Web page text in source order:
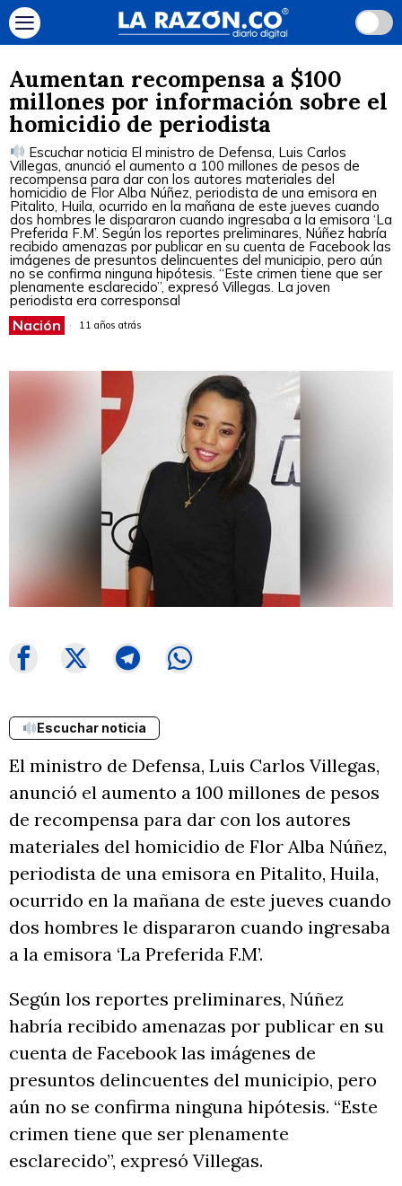
Aumentan recompensa a $100
millones por información sobre el
homicidio de periodista
Escuchar noticia El ministro de Defensa, Luis Carlos
Villegas, anunció el aumento a 100 millones de pesos de
recompensa para dar con los autores materiales del
homicidio de Flor Alba Núñez, periodista de una emisora en
Pitalito, Huila, ocurrido en la mañana de este jueves cuando
dos hombres le dispararon cuando ingresaba a la emisora ‘La
Preferida F.M’. Según los reportes preliminares, Núñez habría
recibido amenazas por publicar en su cuenta de Facebook las
imágenes de presuntos delincuentes del municipio, pero aún
no se confirma ninguna hipótesis. “Este crimen tiene que ser
plenamente esclarecido”, expresó Villegas. La joven
periodista era corresponsal
Nación 11 años atrás
Escuchar noticia
El ministro de Defensa, Luis Carlos Villegas,
anunció el aumento a 100 millones de pesos
de recompensa para dar con los autores
materiales del homicidio de Flor Alba Núñez,
periodista de una emisora en Pitalito, Huila,
ocurrido en la mañana de este jueves cuando
dos hombres le dispararon cuando ingresaba
a la emisora ‘La Preferida F.M’.
Según los reportes preliminares, Núñez
habría recibido amenazas por publicar en su
cuenta de Facebook las imágenes de
presuntos delincuentes del municipio, pero
aún no se confirma ninguna hipótesis. “Este
crimen tiene que ser plenamente
esclarecido”, expresó Villegas.